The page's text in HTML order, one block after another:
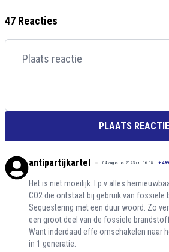
47 Reacties
PLAATS REACTIE
antipartijkartel 04 augustus 2023 om 16:18 + 499
Het is niet moeilijk. I.p.v alles
CO2 die ontstaat bij gebruik van fossiele
Sequestering met een duur woord. Zo
een groot deel van de fossiele
Want inderdaad effe omschakelen naar
in 1 generatie.